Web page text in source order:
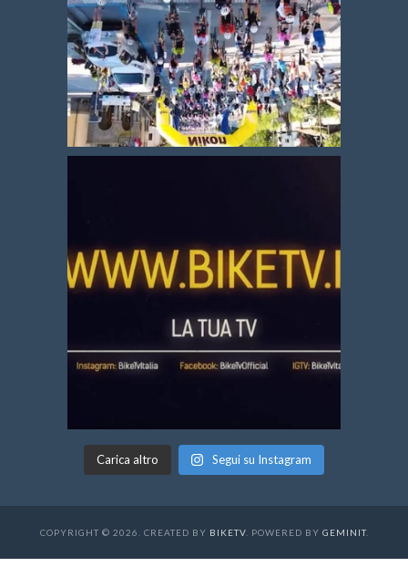
Carica altro Segui su Instagram
COPYRIGHT © 2026. CREATED BY BIKETV. POWERED BY GEMINIT.